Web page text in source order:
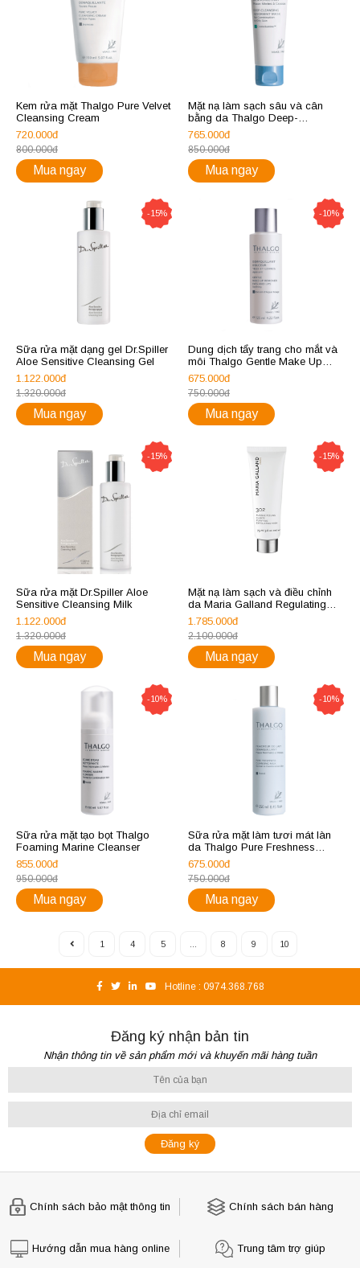
Kem rửa mặt Thalgo Pure Velvet
Cleansing Cream
720.000đ
800.000đ
Mua ngay
Mặt nạ làm sạch sâu và cân
bằng da Thalgo Deep-
Cleansing Absorbent Mask
765.000đ
850.000đ
Mua ngay
-15%
Sữa rửa mặt dạng gel Dr.Spiller
Aloe Sensitive Cleansing Gel
1.122.000đ
1.320.000đ
Mua ngay
-10%
Dung dịch tẩy trang cho mắt và
môi Thalgo Gentle Make Up
Remover Eye & Lip
675.000đ
750.000đ
Mua ngay
-15%
Sữa rửa mặt Dr.Spiller Aloe
Sensitive Cleansing Milk
1.122.000đ
1.320.000đ
Mua ngay
-15%
Mặt nạ làm sạch và điều chỉnh
da Maria Galland Regulating
Cleansing Mask 302
1.785.000đ
2.100.000đ
Mua ngay
-10%
Sữa rửa mặt tạo bọt Thalgo
Foaming Marine Cleanser
855.000đ
950.000đ
Mua ngay
-10%
Sữa rửa mặt làm tươi mát làn
da Thalgo Pure Freshness
Cleansing Milk
675.000đ
750.000đ
Mua ngay
1 4 5 8 9 10
Hotline : 0974.368.768
Đăng ký nhận bản tin
Nhận thông tin về sản phẩm mới và khuyến mãi hàng tuần
Chính sách bảo mật thông tin Chính sách bán hàng
Hướng dẫn mua hàng online Trung tâm trợ giúp